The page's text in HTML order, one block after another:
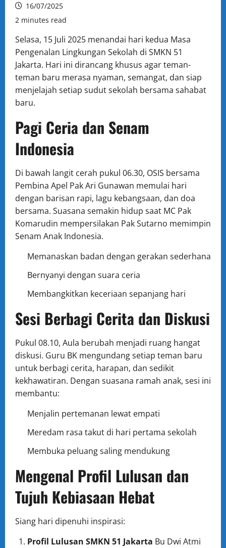
16/07/2025
2 minutes read
Selasa, 15 Juli 2025 menandai hari kedua Masa
Pengenalan Lingkungan Sekolah di SMKN 51
Jakarta. Hari ini dirancang khusus agar teman-
teman baru merasa nyaman, semangat, dan siap
menjelajah setiap sudut sekolah bersama sahabat
baru.
Pagi Ceria dan Senam
Indonesia
Di bawah langit cerah pukul 06.30, OSIS bersama
Pembina Apel Pak Ari Gunawan memulai hari
dengan barisan rapi, lagu kebangsaan, dan doa
bersama. Suasana semakin hidup saat MC Pak
Komarudin mempersilakan Pak Sutarno memimpin
Senam Anak Indonesia.
Memanaskan badan dengan gerakan sederhana
Bernyanyi dengan suara ceria
Membangkitkan keceriaan sepanjang hari
Sesi Berbagi Cerita dan Diskusi
Pukul 08.10, Aula berubah menjadi ruang hangat
diskusi. Guru BK mengundang setiap teman baru
untuk berbagi cerita, harapan, dan sedikit
kekhawatiran. Dengan suasana ramah anak, sesi ini
membantu:
Menjalin pertemanan lewat empati
Meredam rasa takut di hari pertama sekolah
Membuka peluang saling mendukung
Mengenal Profil Lulusan dan
Tujuh Kebiasaan Hebat
Siang hari dipenuhi inspirasi:
Profil Lulusan SMKN 51 Jakarta Bu Dwi Atmi